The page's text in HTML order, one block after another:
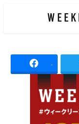
コ
ン
-